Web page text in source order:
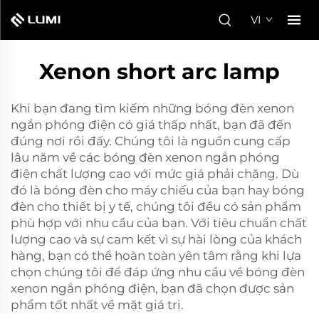
VI
Xenon short arc lamp
Khi bạn đang tìm kiếm những bóng đèn xenon
ngắn phóng điện có giá thấp nhất, bạn đã đến
đúng nơi rồi đấy. Chúng tôi là nguồn cung cấp
lâu năm về các bóng đèn xenon ngắn phóng
điện chất lượng cao với mức giá phải chăng. Dù
đó là bóng đèn cho máy chiếu của bạn hay bóng
đèn cho thiết bị y tế, chúng tôi đều có sản phẩm
phù hợp với nhu cầu của bạn. Với tiêu chuẩn chất
lượng cao và sự cam kết vì sự hài lòng của khách
hàng, bạn có thể hoàn toàn yên tâm rằng khi lựa
chọn chúng tôi để đáp ứng nhu cầu về bóng đèn
xenon ngắn phóng điện, bạn đã chọn được sản
phẩm tốt nhất về mặt giá trị.